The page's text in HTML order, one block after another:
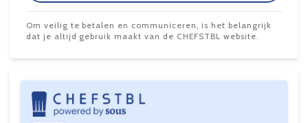
Om veilig te betalen en communiceren, is het belangrijk
dat je altijd gebruik maakt van de CHEFSTBL website.